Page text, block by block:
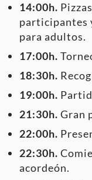
14:00h.
participantes
para adultos.
17:00h.
18:30h.
19:00h.
21:30h. Gran
22:00h.
22:30h.
acordeón.